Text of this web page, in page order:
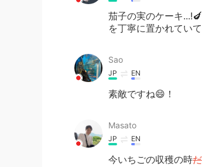
茄子の実のケーキ
を丁寧に置かれてい
Sao
JP EN
素敵ですね😄！
Masato
JP EN
今いちごの収穫の時だ